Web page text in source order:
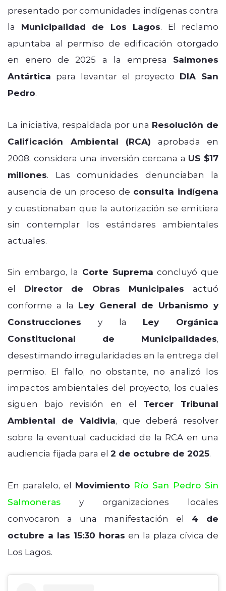
presentado por comunidades indígenas contra
la Municipalidad de Los Lagos. El reclamo
apuntaba al permiso de edificación otorgado
en enero de 2025 a la empresa Salmones
Antártica para levantar el proyecto DIA San
Pedro.
La iniciativa, respaldada por una Resolución de
Calificación Ambiental (RCA) aprobada en
2008, considera una inversión cercana a US $17
millones. Las comunidades denunciaban la
ausencia de un proceso de consulta indígena
y cuestionaban que la autorización se emitiera
sin contemplar los estándares ambientales
actuales.
Sin embargo, la Corte Suprema concluyó que
el Director de Obras Municipales actuó
conforme a la Ley General de Urbanismo y
Construcciones y la Ley Orgánica
Constitucional de Municipalidades,
desestimando irregularidades en la entrega del
permiso. El fallo, no obstante, no analizó los
impactos ambientales del proyecto, los cuales
siguen bajo revisión en el Tercer Tribunal
Ambiental de Valdivia, que deberá resolver
sobre la eventual caducidad de la RCA en una
audiencia fijada para el 2 de octubre de 2025.
En paralelo, el Movimiento Río San Pedro Sin
Salmoneras y organizaciones locales
convocaron a una manifestación el 4 de
octubre a las 15:30 horas en la plaza cívica de
Los Lagos.